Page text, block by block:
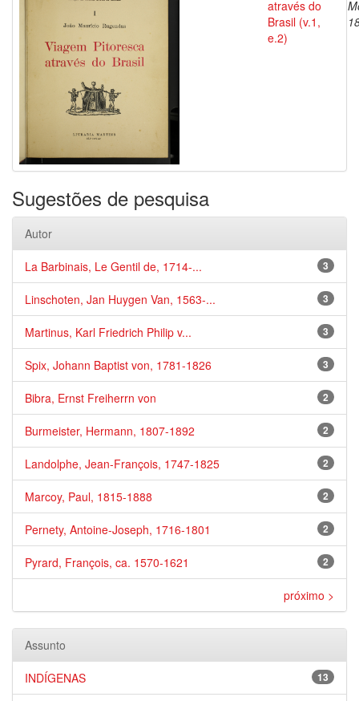
através do
Brasil (v.1,
e.2)
Sugestões de pesquisa
Autor
3
La Barbinais, Le Gentil de, 1714-...
3
Linschoten, Jan Huygen Van, 1563-...
3
Martinus, Karl Friedrich Philip v...
3
Spix, Johann Baptist von, 1781-1826
2
Bibra, Ernst Freiherrn von
2
Burmeister, Hermann, 1807-1892
2
Landolphe, Jean-François, 1747-1825
2
Marcoy, Paul, 1815-1888
2
Pernety, Antoine-Joseph, 1716-1801
2
Pyrard, François, ca. 1570-1621
próximo >
Assunto
13
INDÍGENAS